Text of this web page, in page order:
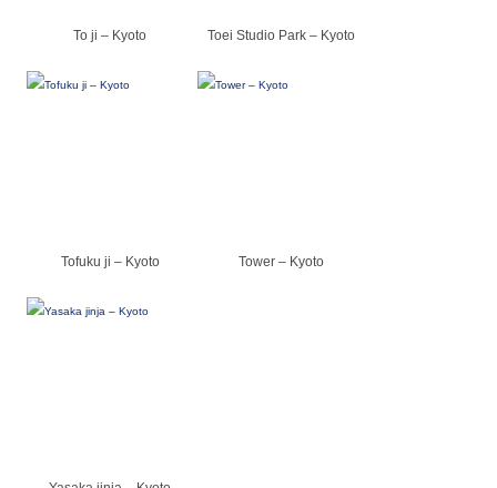
To ji – Kyoto Toei Studio Park – Kyoto
Tofuku ji – Kyoto Tower – Kyoto